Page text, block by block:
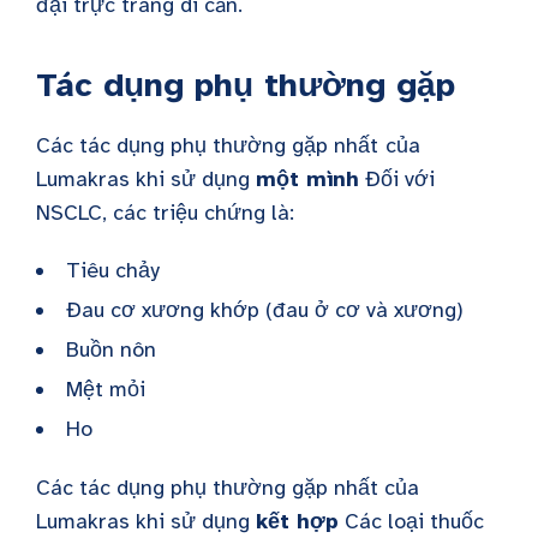
Tác dụng phụ thường gặp
Các tác dụng phụ thường gặp nhất của
Lumakras khi sử dụng một mình Đối với
NSCLC, các triệu chứng là:
Tiêu chảy
Đau cơ xương khớp (đau ở cơ và xương)
Buồn nôn
Mệt mỏi
Ho
Các tác dụng phụ thường gặp nhất của
Lumakras khi sử dụng kết hợp Các loại thuốc